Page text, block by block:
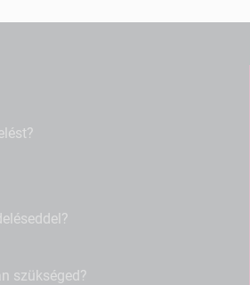
szükséged?